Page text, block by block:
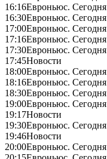
16:16Евроньюс. Сегодня
16:30Евроньюс. Сегодня
17:00Евроньюс. Сегодня
17:16Евроньюс. Сегодня
17:30Евроньюс. Сегодня
17:45Новости
18:00Евроньюс. Сегодня
18:16Евроньюс. Сегодня
18:30Евроньюс. Сегодня
19:00Евроньюс. Сегодня
19:17Новости
19:30Евроньюс. Сегодня
19:46Новости
20:00Евроньюс. Сегодня